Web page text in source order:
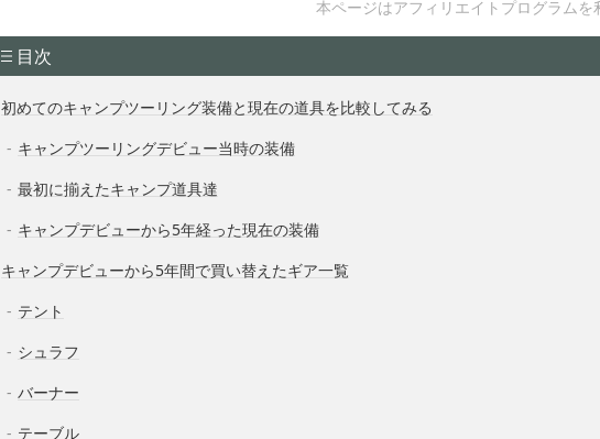
本ページはアフィリエイトプログラムを
目次
初めてのキャンプツーリング装備と現在の道具を比較してみる
キャンプツーリングデビュー当時の装備
最初に揃えたキャンプ道具達
キャンプデビューから5年経った現在の装備
キャンプデビューから5年間で買い替えたギア一覧
テント
シュラフ
バーナー
テーブル